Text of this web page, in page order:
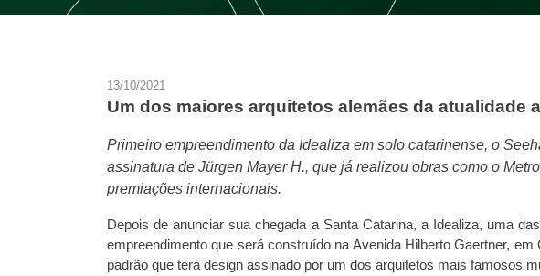
13/10/2021
Um dos maiores arquitetos alemães da atualidade
Primeiro empreendimento da Idealiza em solo catarinense, o
assinatura de Jürgen Mayer H., que já realizou obras como o
premiações internacionais.
Depois de anunciar sua chegada a Santa Catarina, a Idealiza, uma
empreendimento que será construído na Avenida Hilberto Gaertner,
padrão que terá design assinado por um dos arquitetos mais famosos